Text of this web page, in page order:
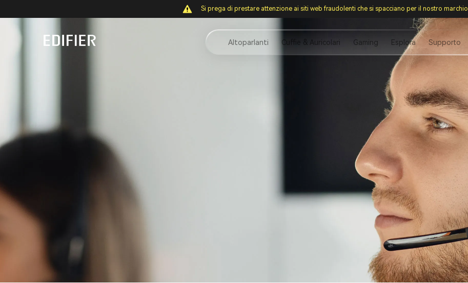
Si prega di prestare attenzione ai siti web fraudolenti che si spacciano per il nostro marchio
Altoparlanti Cuffie & Auricolari Gaming Esplora Supporto